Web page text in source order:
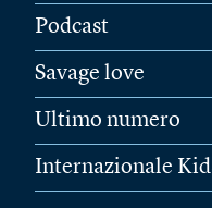
Podcast
Savage love
Ultimo numero
Internazionale